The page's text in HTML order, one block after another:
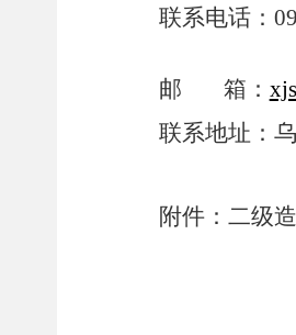
联系电话：
邮 箱：
联系地址：
附件： 二级